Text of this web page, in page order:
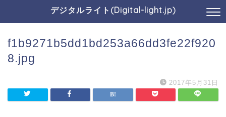
デジタルライト(Digital-light.jp)
f1b9271b5dd1bd253a66dd3fe22f920
8.jpg
2017年5月31日